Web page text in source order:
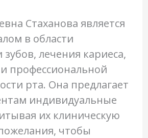
Стаханова является
в области
лечения кариеса,
профессиональной
рта. Она предлагает
индивидуальные
их клиническую
чтобы